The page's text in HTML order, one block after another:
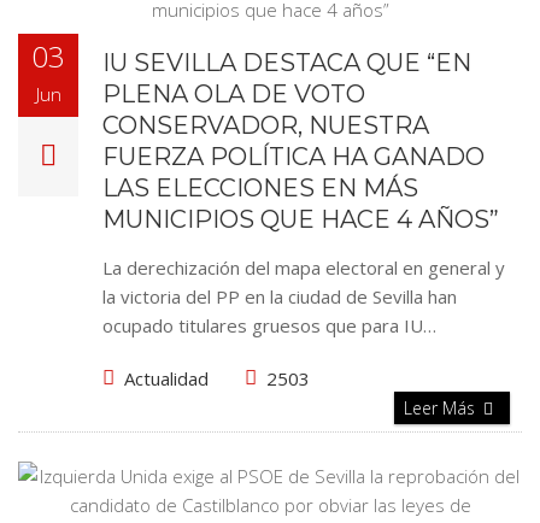
03
Jun
IU SEVILLA DESTACA QUE “EN
PLENA OLA DE VOTO
CONSERVADOR, NUESTRA
FUERZA POLÍTICA HA GANADO
LAS ELECCIONES EN MÁS
MUNICIPIOS QUE HACE 4 AÑOS”
La derechización del mapa electoral en general y
la victoria del PP en la ciudad de Sevilla han
ocupado titulares gruesos que para IU…
Actualidad 2503
Leer Más